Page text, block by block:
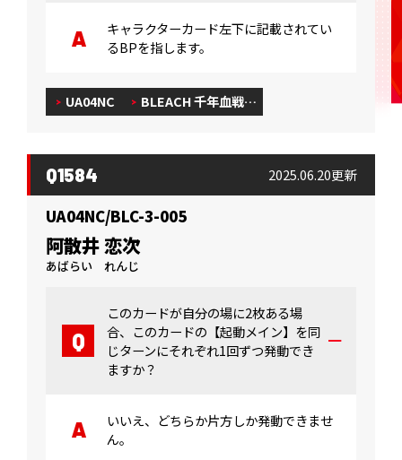
キャラクターカード左下に記載されてい
るBPを指します。
UA04NC BLEACH 千年血戦…
Q1584 2025.06.20更新
UA04NC/BLC-3-005
阿散井 恋次
あばらい れんじ
このカードが自分の場に2枚ある場
合、このカードの【起動メイン】を同
じターンにそれぞれ1回ずつ発動でき
ますか？
いいえ、どちらか片方しか発動できませ
ん。